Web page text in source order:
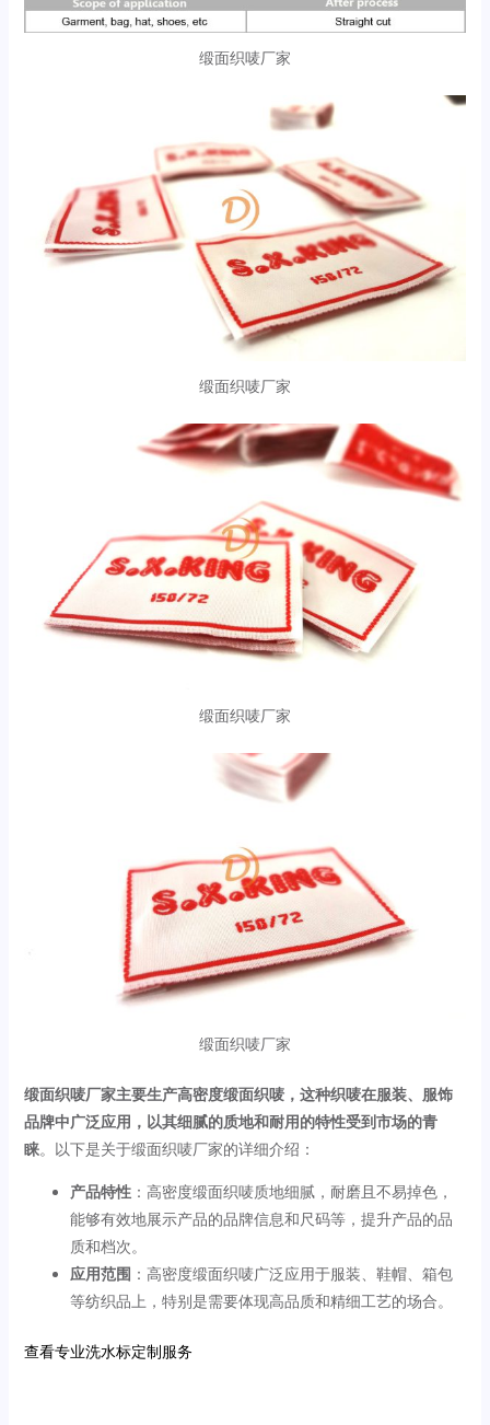
缎面织唛厂家
缎面织唛厂家
缎面织唛厂家
缎面织唛厂家
缎面织唛厂家主要生产高密度缎面织唛，这种织唛在服装、服饰
品牌中广泛应用，以其细腻的质地和耐用的特性受到市场的青
睐‌。以下是关于缎面织唛厂家的详细介绍：
产品特性‌：高密度缎面织唛质地细腻，耐磨且不易掉色，
能够有效地展示产品的品牌信息和尺码等，提升产品的品
质和档次。
应用范围 ‌：高密度缎面织唛广泛应用于服装、鞋帽、箱包
等纺织品上，特别是需要体现高品质和精细工艺的场合。
查看专业洗水标定制服务